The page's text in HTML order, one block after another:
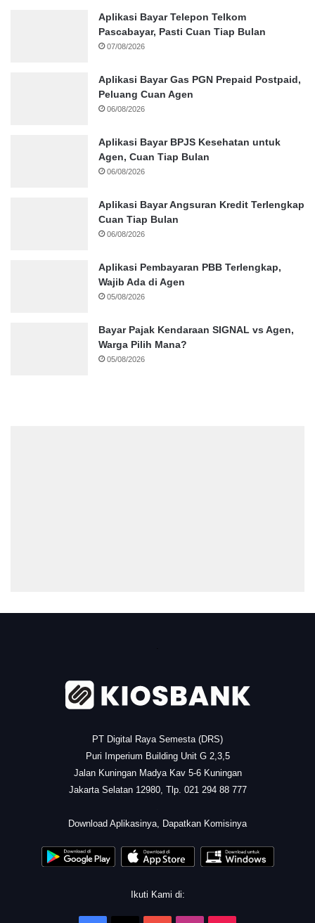
Aplikasi Bayar Telepon Telkom
Pascabayar, Pasti Cuan Tiap Bulan
07/08/2026
Aplikasi Bayar Gas PGN Prepaid Postpaid,
Peluang Cuan Agen
06/08/2026
Aplikasi Bayar BPJS Kesehatan untuk
Agen, Cuan Tiap Bulan
06/08/2026
Aplikasi Bayar Angsuran Kredit Terlengkap
Cuan Tiap Bulan
06/08/2026
Aplikasi Pembayaran PBB Terlengkap,
Wajib Ada di Agen
05/08/2026
Bayar Pajak Kendaraan SIGNAL vs Agen,
Warga Pilih Mana?
05/08/2026
PT Digital Raya Semesta (DRS)
Puri Imperium Building Unit G 2,3,5
Jalan Kuningan Madya Kav 5-6 Kuningan
Jakarta Selatan 12980, Tlp. 021 294 88 777
Download Aplikasinya, Dapatkan Komisinya
Ikuti Kami di: